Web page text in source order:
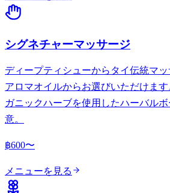
シグネチャーマッサージ
ディープティシューからタイ伝統マ
アロマオイルからお選びいただけます
ガニックハーブを使用したハーバル
意。
฿600〜
メニューを見る